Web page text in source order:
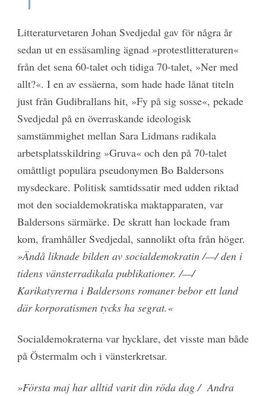
Litteraturvetaren Johan Svedjedal gav för några år
sedan ut en essäsamling ägnad »protestlitteraturen«
från det sena 60-talet och tidiga 70-talet, »Ner med
allt?«. I en av essäerna, som hade hade lånat titeln
just från Gudibrallans hit, »Fy på sig sosse«, pekade
Svedjedal på en överraskande ideologisk
samstämmighet mellan Sara Lidmans radikala
arbetsplatsskildring »Gruva« och den på 70-talet
omåttligt populära pseudonymen Bo Baldersons
mysdeckare. Politisk samtidssatir med udden riktad
mot den socialdemokratiska maktapparaten, var
Baldersons särmärke. De skratt han lockade fram
kom, framhåller Svedjedal, sannolikt ofta från höger.
»Ändå liknade bilden av socialdemokratin /—/ den i
tidens vänsterradikala publikationer. /—/
Karikatyrerna i Baldersons romaner bebor ett land
där korporatismen tycks ha segrat.«
Socialdemokraterna var hycklare, det visste man både
på Östermalm och i vänsterkretsar.
»Första maj har alltid varit din röda dag / Andra